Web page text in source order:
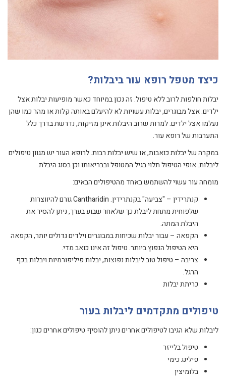
כיצד מטפל רופא עור ביבלות?
יבלות חולפות לרוב ללא טיפול. זה נכון במיוחד כאשר מופיעות יבלות אצל
ילדים. אצל מבוגרים, יבלות עשויות לא להיעלם באותה קלות או מהר כמו שהן
נעלמו אצל ילדים. למרות שרוב היבלות אינן מזיקות, נדרשת בדרך כלל
התערבות של רופא עור.
במקרה של יבלות כואבות, או שיש יבלות רבות. לרופא העור יש מגוון טיפולים
ליבלות. אופי הטיפול תלוי בגיל המטופל ובבריאותו וכן בסוג היבלת.
מומחה עור עשוי להשתמש באחד מהטיפולים הבאים:
קנתרידין – "צביעה" בקנתרידין. Cantharidin גורם להיווצרות
שלפוחית מתחת ליבלת כך שלאחר שבוע בערך, ניתן להסיר את
היבלת המתה.
הקפאה – עבור יבלות שכיחות במבוגרים וילדים גדולים יותר, הקפאה
היא הטיפול הנפוץ ביותר. טיפול זה אינו כואב מדי.
צריבה – טיפול טוב ליבלות נפוצות, יבלות פיליפורמיות ויבלות בכף
הרגל.
כריתת יבלות
טיפולים מתקדמים ליבלות בעור
ליבלות שלא הגיבו לטיפולים אחרים ניתן להוסיף טיפולים אחרים כגון:
טיפול בלייזר
פילינג כימי
בלומיצין